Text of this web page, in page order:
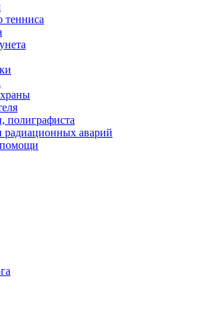
тенниса
полиграфиста
радиационных аварий
помощи